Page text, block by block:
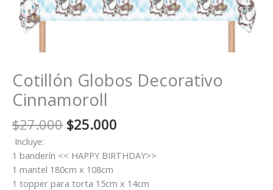
Cotillón Globos Decorativo
Cinnamoroll
$27.000 El
original
era:
$27.000.
$25.000
actual
$25.000.
Incluye:
1 banderín << HAPPY BIRTHDAY>>
1 mantel 180cm x 108cm
1 topper para torta 15cm x 14cm